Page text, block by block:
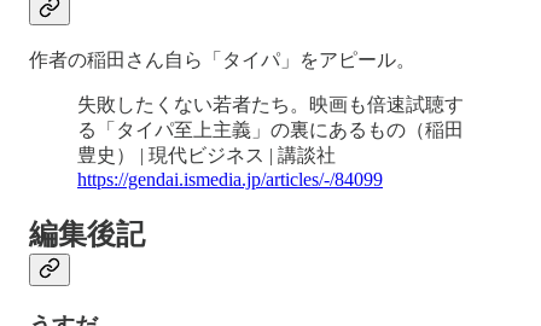
作者の稲田さん自ら「タイパ」をアピール。
失敗したくない若者たち。映画も倍速試聴す
る「タイパ至上主義」の裏にあるもの（稲田
豊史） | 現代ビジネス | 講談社
https://gendai.ismedia.jp/articles/-/84099
編集後記